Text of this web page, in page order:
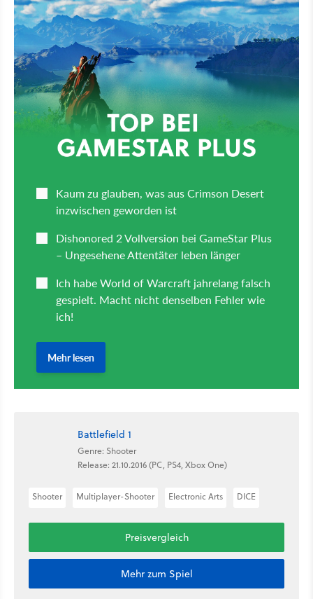
Battlefield 1
Genre: Shooter
Release: 21.10.2016 (PC, PS4, Xbox One)
Shooter Multiplayer-Shooter Electronic Arts DICE
Preisvergleich
Mehr zum Spiel